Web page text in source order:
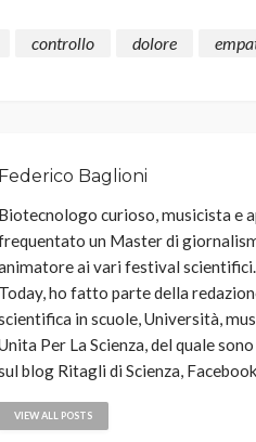
controllo dolore
Federico Baglioni
Biotecnologo curioso, musicista e
un Master di
ai vari festival
Today, ho fatto parte della
in scuole, Università,
Per La Scienza, del quale
blog Ritagli di Scienza,
VIEW ALL POSTS